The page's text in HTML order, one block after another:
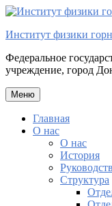
Перейти
содержимому
Институт физики
Федеральное
учреждение, город
Меню
Главная
О нас
О нас
История
Структура